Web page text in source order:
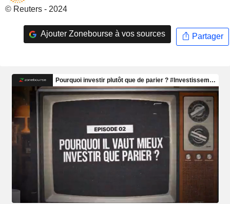
© Reuters - 2024
Ajouter Zonebourse à vos sources Partager